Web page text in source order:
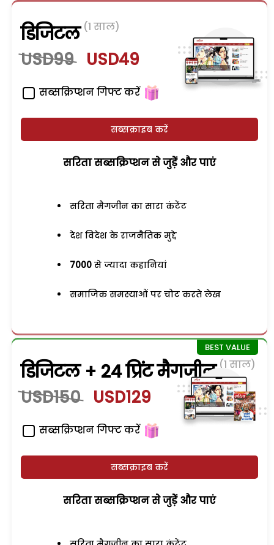
डिजिटल (1 साल)
USD99 USD49
सब्सक्रिप्शन गिफ्ट करें
सब्सक्राइब करें
सरिता सब्सक्रिप्शन से जुड़ेें और पाएं
सरिता मैगजीन का सारा कंटेंट
देश विदेश के राजनैतिक मुद्दे
7000 से ज्यादा कहानियां
समाजिक समस्याओं पर चोट करते लेख
डिजिटल + 24 प्रिंट मैगजीन (1 साल)
USD150 USD129
सब्सक्रिप्शन गिफ्ट करें
सब्सक्राइब करें
सरिता सब्सक्रिप्शन से जुड़ेें और पाएं